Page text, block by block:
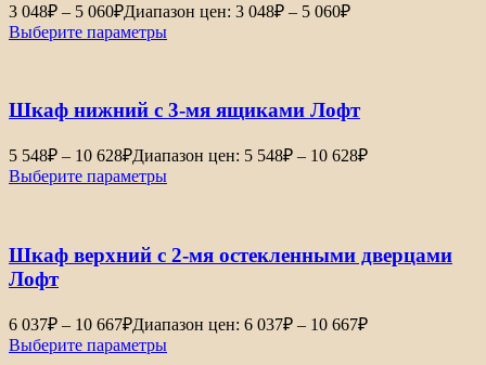
3 048₽ – 5 060₽Диапазон цен: 3 048₽ – 5 060₽
Выберите параметры
Шкаф нижний с 3-мя ящиками Лофт
5 548₽ – 10 628₽Диапазон цен: 5 548₽ – 10 628₽
Выберите параметры
Шкаф верхний с 2-мя остекленными дверцами
Лофт
6 037₽ – 10 667₽Диапазон цен: 6 037₽ – 10 667₽
Выберите параметры